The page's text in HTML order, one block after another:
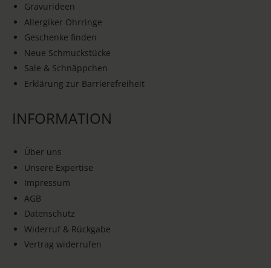
Gravurideen
Allergiker Ohrringe
Geschenke finden
Neue Schmuckstücke
Sale & Schnäppchen
Erklärung zur Barrierefreiheit
INFORMATION
Über uns
Unsere Expertise
Impressum
AGB
Datenschutz
Widerruf & Rückgabe
Vertrag widerrufen